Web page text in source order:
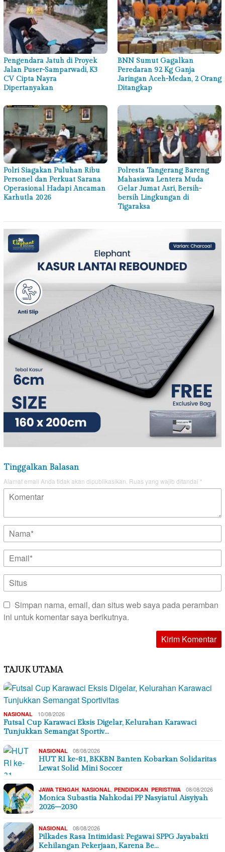
Pengendara Jatuh di Proyek
Jalan Puser-Samparwadi, K3
CV Cipta Nayra
Dipertanyakan
BNN Sumut Gagalkan
Peredaran 92 Kg Ganja
Jaringan Aceh-Medan, 2 Orang
Ditangkap
Polri Siagakan Puluhan Ribu
Personel dan Perkuat Sarana
Operasional Hadapi Ancaman
Karhutla 2026
Polresta Tangerang Bareng
Mahasiswa Lentera Muda
Gelar Jumat Asri, Bersih-
bersih Lingkungan di
Tigaraksa
Tinggalkan Balasan
Alamat email Anda tidak akan dipublikasikan. Ruas yang wajib ditandai *
Simpan nama, email, dan situs web saya pada peramban
ini untuk komentar saya berikutnya.
TAJUK UTAMA
NASIONAL 10/08/2026
Futsal Cup Karawaci Eksis Digelar, Kelurahan Karawaci
Tunjukkan Semangat Sportiv…
NASIONAL 08/08/2026
HUT RI ke-81, BKKBN Banten Kobarkan Solidaritas
Lewat Solid Mini Soccer
JAWA TENGAH NASIONAL PENDIDIKAN PERISTIWA 08/08/2026
Monica Subastia Nahkodai PP Nasyiatul Aisyiyah
2026–2030
NASIONAL 08/08/2026
Pilkades Rasa Intimidasi: Pegawai SPPG Jayabakti
Kehilangan Pekerjaan, Karena Be…